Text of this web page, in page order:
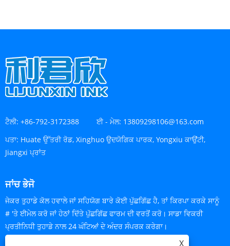
ਟੈਲੀ: +86-792-3172388 ਈ - ਮੇਲ: 13809298106@163.com
ਪਤਾ: Huate ਉੱਤਰੀ ਰੋਡ, Xinghuo ਉਦਯੋਗਿਕ ਪਾਰਕ, ​​Yongxiu ਕਾਉਂਟੀ,
Jiangxi ਪ੍ਰਾਂਤ
ਜਾਂਚ ਭੇਜੋ
ਜੇਕਰ ਤੁਹਾਡੇ ਕੋਲ ਹਵਾਲੇ ਜਾਂ ਸਹਿਯੋਗ ਬਾਰੇ ਕੋਈ ਪੁੱਛਗਿੱਛ ਹੈ, ਤਾਂ ਕਿਰਪਾ ਕਰਕੇ ਸਾਨੂੰ
# 'ਤੇ ਈਮੇਲ ਕਰੋ ਜਾਂ ਹੇਠਾਂ ਦਿੱਤੇ ਪੁੱਛਗਿੱਛ ਫਾਰਮ ਦੀ ਵਰਤੋਂ ਕਰੋ। ਸਾਡਾ ਵਿਕਰੀ
ਪ੍ਰਤੀਨਿਧੀ ਤੁਹਾਡੇ ਨਾਲ 24 ਘੰਟਿਆਂ ਦੇ ਅੰਦਰ ਸੰਪਰਕ ਕਰੇਗਾ।
X